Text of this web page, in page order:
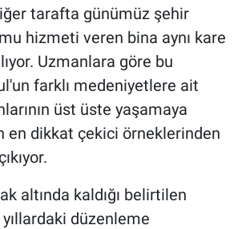
tarafta günümüz şehir
hizmeti veren bina aynı kare
Uzmanlara göre bu
farklı medeniyetlere ait
üst üste yaşamaya
en dikkat çekici örneklerinden
altında kaldığı belirtilen
yıllardaki düzenleme